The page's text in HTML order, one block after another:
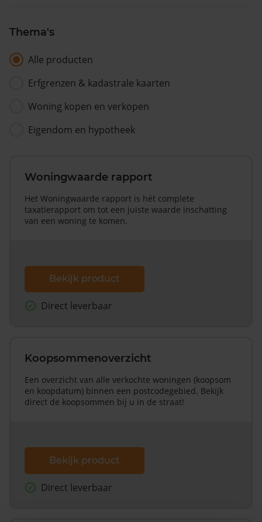
Thema's
Alle producten
Erfgrenzen & kadastrale kaarten
Woning kopen en verkopen
Eigendom en hypotheek
Woningwaarde rapport
Het Woningwaarde rapport is hét complete
taxatierapport om tot een juiste waarde inschatting
van een woning te komen.
Bekijk product
Direct leverbaar
Koopsommenoverzicht
Een overzicht van alle verkochte woningen (koopsom
en koopdatum) binnen een postcodegebied. Bekijk
direct de koopsommen bij u in de straat!
Bekijk product
Direct leverbaar